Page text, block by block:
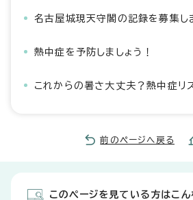
名古屋城現天守閣の記録を募集し
熱中症を予防しましょう！
これからの暑さ大丈夫？熱中症リ
前のページへ戻る
このページを見ている方はこ